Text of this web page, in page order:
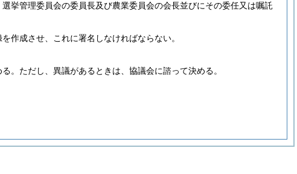
挙管理委員会の委員長及び農業委員会の会長並びにその委任又は嘱託
作成させ、これに署名しなければならない。
。 ただし、異議があるときは、協議会に諮って決める。